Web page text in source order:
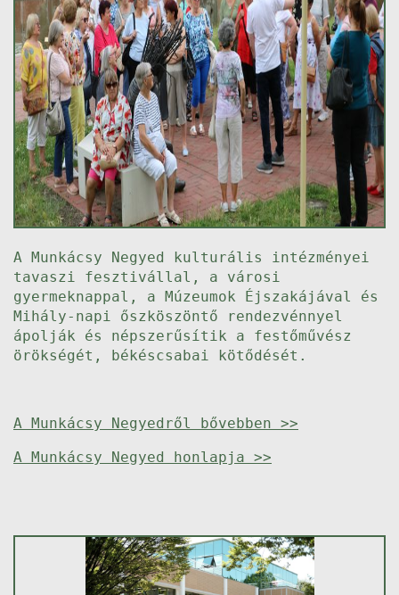
A Munkácsy Negyed kulturális intézményei
tavaszi fesztivállal, a városi
gyermeknappal, a Múzeumok Éjszakájával és
Mihály-napi őszköszöntő rendezvénnyel
ápolják és népszerűsítik a festőművész
örökségét, békéscsabai kötődését.
A Munkácsy Negyedről bővebben >>
A Munkácsy Negyed honlapja >>